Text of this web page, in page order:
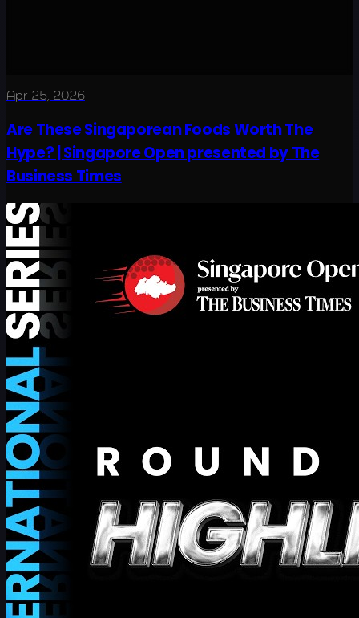
Apr 25, 2026
Are These Singaporean Foods Worth The
Hype? | Singapore Open presented by The
Business Times